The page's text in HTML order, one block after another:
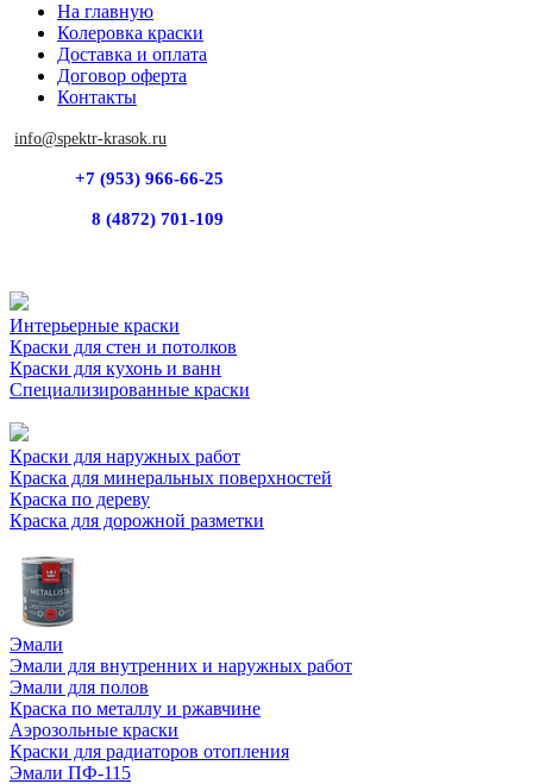
На главную
Колеровка краски
Доставка и оплата
Договор оферта
Контакты
info@spektr-krasok.ru
+7 (953) 966-66-25
8 (4872) 701-109
Интерьерные краски
Краски для стен и потолков
Краски для кухонь и ванн
Специализированные краски
Краски для наружных работ
Краска для минеральных поверхностей
Краска по дереву
Краска для дорожной разметки
Эмали
Эмали для внутренних и наружных работ
Эмали для полов
Краска по металлу и ржавчине
Аэрозольные краски
Краски для радиаторов отопления
Эмали ПФ-115